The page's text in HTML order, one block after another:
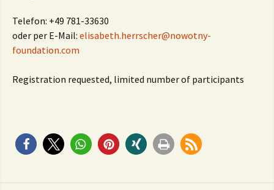
Telefon: +49 781-33630
oder per E-Mail: elisabeth.herrscher@nowotny-
foundation.com
Registration requested, limited number of participants